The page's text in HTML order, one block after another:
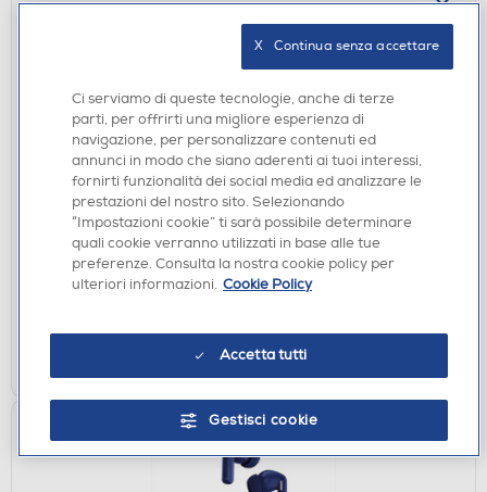
AURICOLARI
SAMSUNG - Galaxy Buds3-SILVER
€ 136,00
Acquisto online:disponibile
AGGIUNGI
Ci serviamo di queste tecnologie, anche di terze
parti, per offrirti una migliore esperienza di
navigazione, per personalizzare contenuti ed
annunci in modo che siano aderenti ai tuoi interessi,
fornirti funzionalità dei social media ed analizzare le
prestazioni del nostro sito. Selezionando
“Impostazioni cookie” ti sarà possibile determinare
quali cookie verranno utilizzati in base alle tue
preferenze. Consulta la nostra cookie policy per
ulteriori informazioni. Cookie Policy
Accetta tutti
Gestisci cookie
X   Continua senza accettare